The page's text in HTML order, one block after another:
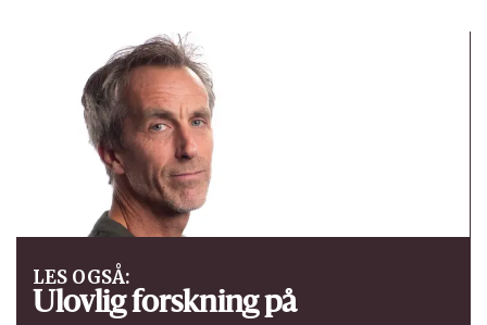
LES OGSÅ:
Ulovlig forskning på